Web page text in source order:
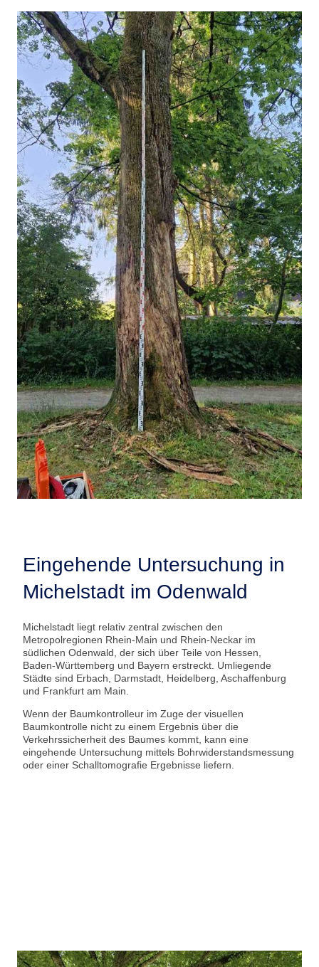
Eingehende Untersuchung in
Michelstadt im Odenwald
Michelstadt liegt relativ zentral zwischen den
Metropolregionen Rhein-Main und Rhein-Neckar im
südlichen Odenwald, der sich über Teile von Hessen,
Baden-Württemberg und Bayern erstreckt. Umliegende
Städte sind Erbach, Darmstadt, Heidelberg, Aschaffenburg
und Frankfurt am Main.
Wenn der Baumkontrolleur im Zuge der visuellen
Baumkontrolle nicht zu einem Ergebnis über die
Verkehrssicherheit des Baumes kommt, kann eine
eingehende Untersuchung mittels Bohrwiderstandsmessung
oder einer Schalltomografie Ergebnisse liefern.